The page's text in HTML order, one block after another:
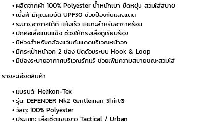
ผลิตจากผ้า 100% Polyester น้ำหนักเบา ยืดหยุ่น สวมใส่สบาย
เนื้อผ้ามีคุณสมบัติ UPF30 ช่วยป้องกันแสงแดด
ระบายอากาศได้ดี แห้งเร็ว เหมาะสำหรับอากาศร้อน
ปกคอเสื้อแบบแข็ง ช่วยให้ทรงเสื้อดูเรียบร้อย
มีห่วงสำหรับคล้องแว่นกันแดดบริเวณหน้าอก
มีกระเป๋าหน้าอก 2 ช่อง ปิดด้วยระบบ Hook & Loop
มีช่องระบายอากาศบริเวณรักแร้ ช่วยเพิ่มความสบายขณะสวมใส่
รายละเอียดสินค้า
แบรนด์: Helikon-Tex
รุ่น: DEFENDER Mk2 Gentleman Shirt®
วัสดุ: 100% Polyester
ประเภท: เสื้อเชิ้ตแขนยาว Tactical / Urban